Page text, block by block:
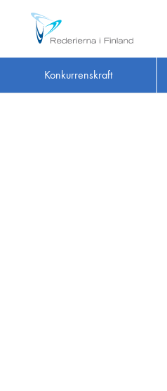
Konkurrenskraft